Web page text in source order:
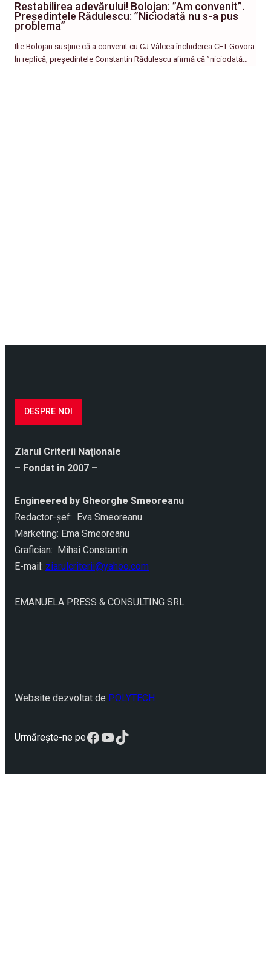
Restabilirea adevărului! Bolojan: ”Am convenit”.
Președintele Rădulescu: ”Niciodată nu s-a pus
problema”
Ilie Bolojan susține că a convenit cu CJ Vâlcea închiderea CET Govora.
În replică, președintele Constantin Rădulescu afirmă că ”niciodată…
DESPRE NOI
Ziarul Criterii Naţionale
– Fondat în 2007 –
Engineered by Gheorghe Smeoreanu
Redactor-şef: Eva Smeoreanu
Marketing: Ema Smeoreanu
Grafician: Mihai Constantin
E-mail: ziarulcriterii@yahoo.com
EMANUELA PRESS & CONSULTING SRL
Website dezvoltat de POLYTECH
Urmărește-ne peFacebook
YouTube
TikTok